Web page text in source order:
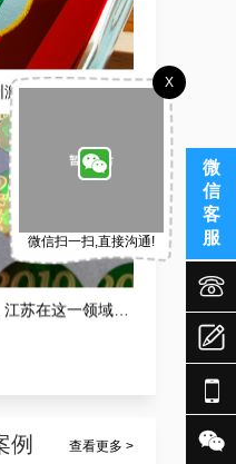
浙江生产防伪标签，深圳激光防伪标签生产企业定做案例
例 查看更多 >
微
信
客
服
X
微信扫一扫,直接沟通!




